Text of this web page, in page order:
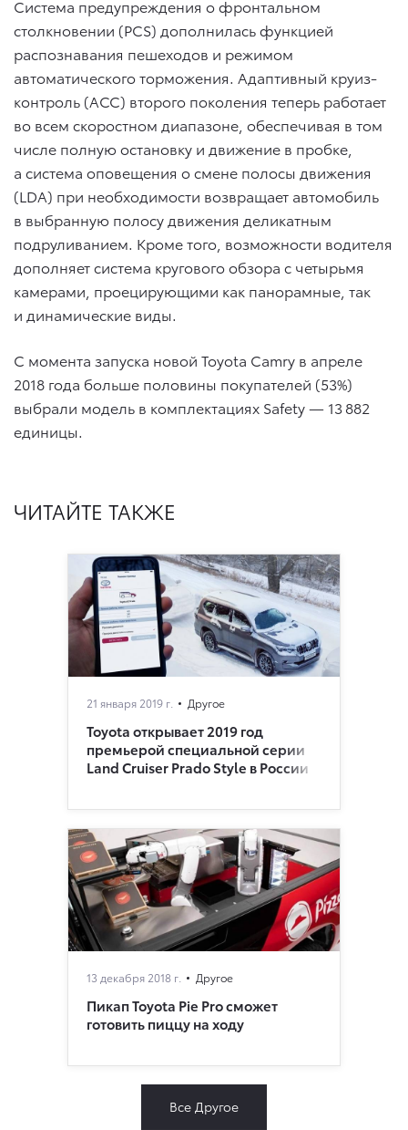
Система предупреждения о фронтальном
столкновении (PCS) дополнилась функцией
распознавания пешеходов и режимом
автоматического торможения. Адаптивный круиз-
контроль (АСС) второго поколения теперь работает
во всем скоростном диапазоне, обеспечивая в том
числе полную остановку и движение в пробке,
а система оповещения о смене полосы движения
(LDA) при необходимости возвращает автомобиль
в выбранную полосу движения деликатным
подруливанием. Кроме того, возможности водителя
дополняет система кругового обзора с четырьмя
камерами, проецирующими как панорамные, так
и динамические виды.
С момента запуска новой Toyota Camry в апреле
2018 года больше половины покупателей (53%)
выбрали модель в комплектациях Safety — 13 882
единицы.
ЧИТАЙТЕ ТАКЖЕ
21 января 2019 г. Другое
Toyota открывает 2019 год
премьерой специальной серии
Land Cruiser Prado Style в России
13 декабря 2018 г. Другое
Пикап Toyota Pie Pro сможет
готовить пиццу на ходу
Все Другое